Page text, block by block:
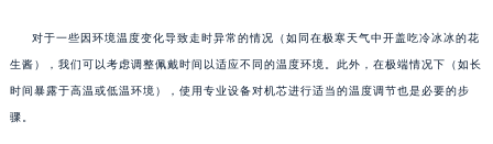
对于一些因环境温度变化导致走时异常的情况（如同在极寒天气中开盖吃冷冰冰的花
生酱），我们可以考虑调整佩戴时间以适应不同的温度环境。此外，在极端情况下（如长
时间暴露于高温或低温环境），使用专业设备对机芯进行适当的温度调节也是必要的步
骤。